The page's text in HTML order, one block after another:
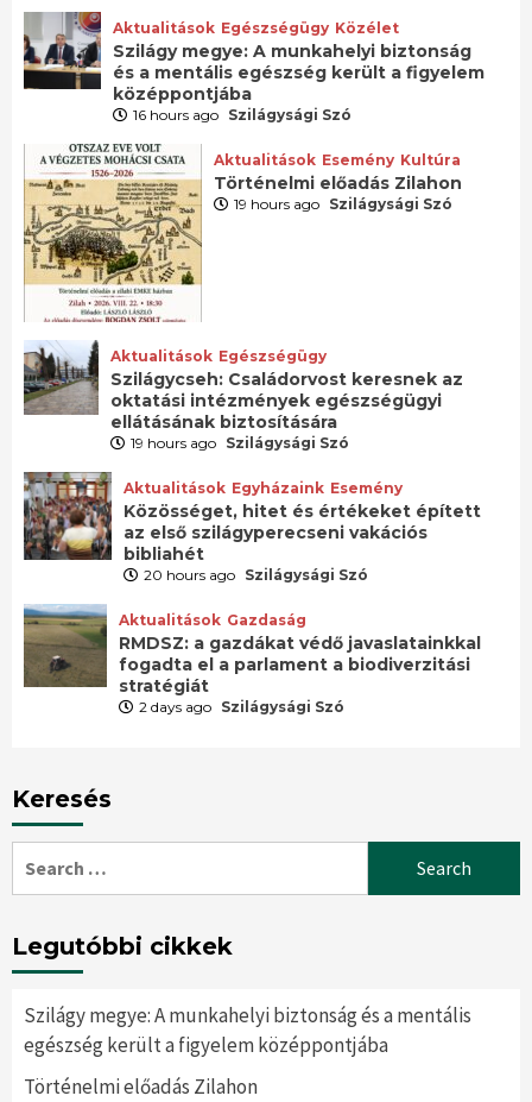
Aktualitások Egészségügy Közélet
Szilágy megye: A munkahelyi biztonság
és a mentális egészség került a figyelem
középpontjába
16 hours ago Szilágysági Szó
Aktualitások Esemény Kultúra
Történelmi előadás Zilahon
19 hours ago Szilágysági Szó
Aktualitások Egészségügy
Szilágycseh: Családorvost keresnek az
oktatási intézmények egészségügyi
ellátásának biztosítására
19 hours ago Szilágysági Szó
Aktualitások Egyházaink Esemény
Közösséget, hitet és értékeket épített
az első szilágyperecseni vakációs
bibliahét
20 hours ago Szilágysági Szó
Aktualitások Gazdaság
RMDSZ: a gazdákat védő javaslatainkkal
fogadta el a parlament a biodiverzitási
stratégiát
2 days ago Szilágysági Szó
Keresés
for:
Legutóbbi cikkek
Szilágy megye: A munkahelyi biztonság és a mentális
egészség került a figyelem középpontjába
Történelmi előadás Zilahon